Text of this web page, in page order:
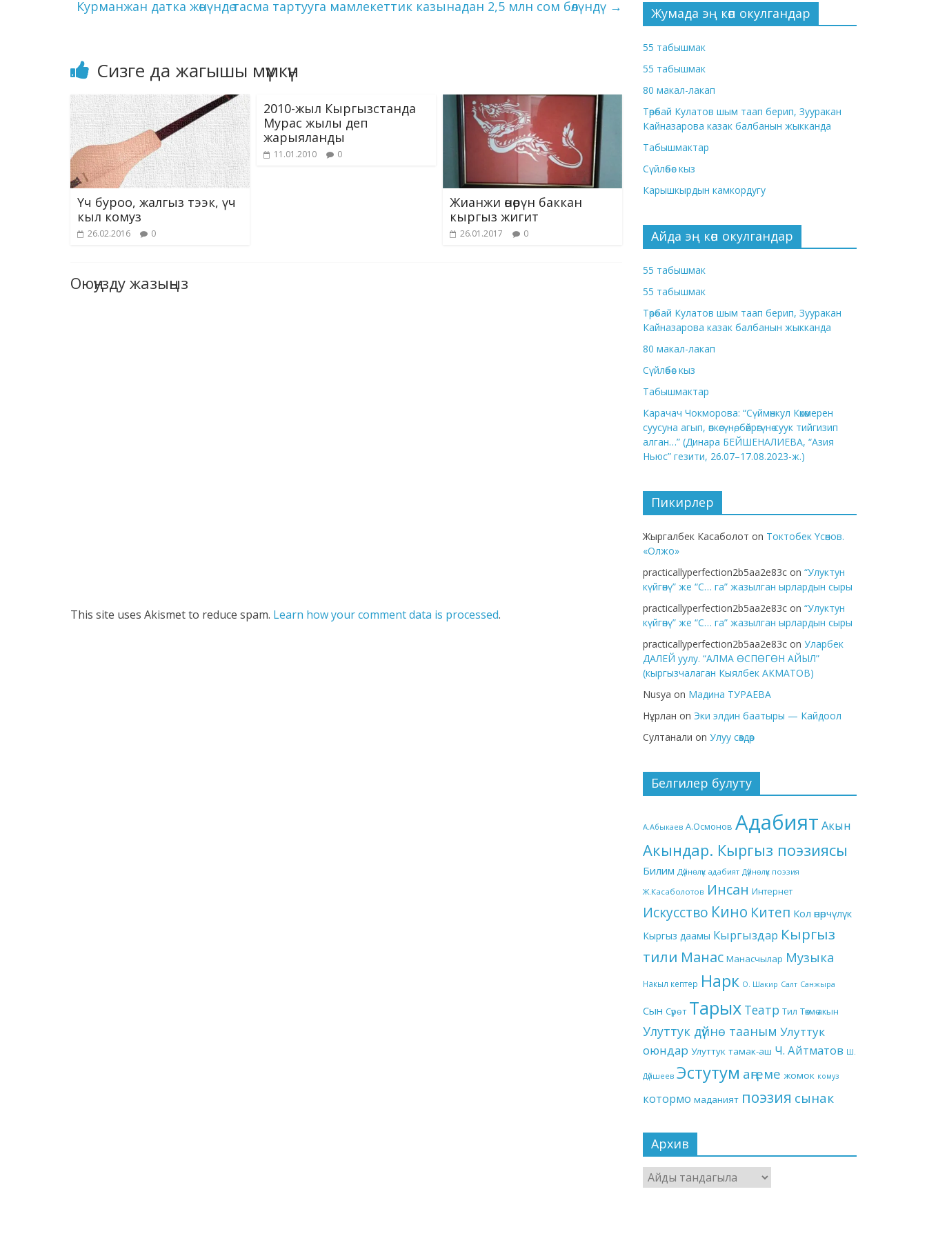
Курманжан датка жөнүндө тасма тартууга мамлекеттик казынадан 2,5 млн сом бөлүндү →
Сизге да жагышы мүмкүн
Үч буроо, жалгыз тээк, үч
кыл комуз
26.02.2016 0
2010-жыл Кыргызстанда
Мурас жылы деп
жарыяланды
11.01.2010 0
Жианжи өнөрүн баккан
кыргыз жигит
26.01.2017 0
Оюңузду жазыңыз
This site uses Akismet to reduce spam. Learn how your comment data is processed.
Жумада эң көп окулгандар
55 табышмак
55 табышмак
80 макал-лакап
Төрөбай Кулатов шым таап берип, Зууракан
Кайназарова казак балбанын жыкканда
Табышмактар
Сүйлөбөс кыз
Карышкырдын камкордугу
Айда эң көп окулгандар
55 табышмак
55 табышмак
Төрөбай Кулатов шым таап берип, Зууракан
Кайназарова казак балбанын жыкканда
80 макал-лакап
Сүйлөбөс кыз
Табышмактар
Карачач Чокморова: “Сүймөнкул Көкөмерен
суусуна агып, өпкөсүнө, бөйрөгүнө суук тийгизип
алган…” (Динара БЕЙШЕНАЛИЕВА, “Азия
Ньюс” гезити, 26.07–17.08.2023-ж.)
Пикирлер
Жыргалбек Касаболот on Токтобек Үсөнов.
«Олжо»
practicallyperfection2b5aa2e83c on “Улуктун
күйгөнү” же “С… га” жазылган ырлардын сыры
practicallyperfection2b5aa2e83c on “Улуктун
күйгөнү” же “С… га” жазылган ырлардын сыры
practicallyperfection2b5aa2e83c on Уларбек
ДАЛЕЙ уулу. “АЛМА ӨСПӨГӨН АЙЫЛ”
(кыргызчалаган Кыялбек АКМАТОВ)
Nusya on Мадина ТУРАЕВА
Нұрлан on Эки элдин баатыры — Кайдоол
Султанали on Улуу сөздөр
Белгилер булуту
А.Абыкаев А.Осмонов Адабият Акын
Акындар. Кыргыз поэзиясы
Билим Дүйнөлүк адабият Дүйнөлүк поэзия
Ж.Касаболотов Инсан Интернет
Искусство Кино Китеп Кол өнөрчүлүк
Кыргыз даамы Кыргыздар Кыргыз
тили Манас Манасчылар Музыка
Накыл кептер Нарк О. Шакир Салт Санжыра
Сын Сүрөт Тарых Театр Тил Төкмө акын
Улуттук дүйнө тааным Улуттук
оюндар Улуттук тамак-аш Ч. Айтматов Ш.
Дүйшеев Эстутум аңгеме жомок комуз
котормо маданият поэзия сынак
Архив
Архив